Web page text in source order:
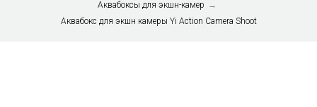
Аквабоксы для экшн-камер →
Аквабокс для экшн камеры Yi Action Camera Shoot